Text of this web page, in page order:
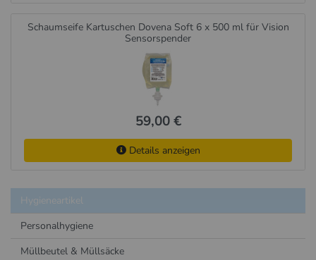
Schaumseife Kartuschen Dovena Soft 6 x 500 ml für Vision
Sensorspender
59,00 €
Details anzeigen
Hygieneartikel
Personalhygiene
Müllbeutel & Müllsäcke